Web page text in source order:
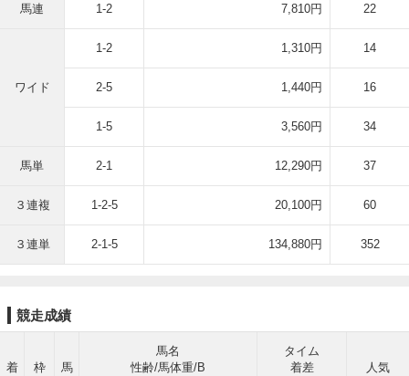
馬連 1-2 7,810円 22
ワイド
1-2 1,310円 14
2-5 1,440円 16
1-5 3,560円 34
馬単 2-1 12,290円 37
３連複 1-2-5 20,100円 60
３連単 2-1-5 134,880円 352
競走成績
着
枠
馬
馬名
性齢/馬体重/B
タイム
着差
人気